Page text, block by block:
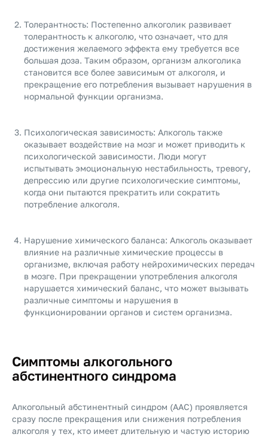
Толерантность: Постепенно алкоголик развивает
толерантность к алкоголю, что означает, что для
достижения желаемого эффекта ему требуется все
большая доза. Таким образом, организм алкоголика
становится все более зависимым от алкоголя, и
прекращение его потребления вызывает нарушения в
нормальной функции организма.
Психологическая зависимость: Алкоголь также
оказывает воздействие на мозг и может приводить к
психологической зависимости. Люди могут
испытывать эмоциональную нестабильность, тревогу,
депрессию или другие психологические симптомы,
когда они пытаются прекратить или сократить
потребление алкоголя.
Нарушение химического баланса: Алкоголь оказывает
влияние на различные химические процессы в
организме, включая работу нейрохимических передач
в мозге. При прекращении употребления алкоголя
нарушается химический баланс, что может вызывать
различные симптомы и нарушения в
функционировании органов и систем организма.
Симптомы алкогольного
абстинентного синдрома
Алкогольный абстинентный синдром (ААС) проявляется
сразу после прекращения или снижения потребления
алкоголя у тех, кто имеет длительную и частую историю